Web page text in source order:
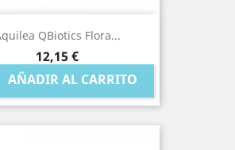
QBiotics Flora...
Precio
12,15 €
AÑADIR AL CARRITO